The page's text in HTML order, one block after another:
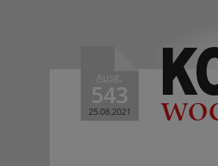
Ausg.
543
25.08.2021